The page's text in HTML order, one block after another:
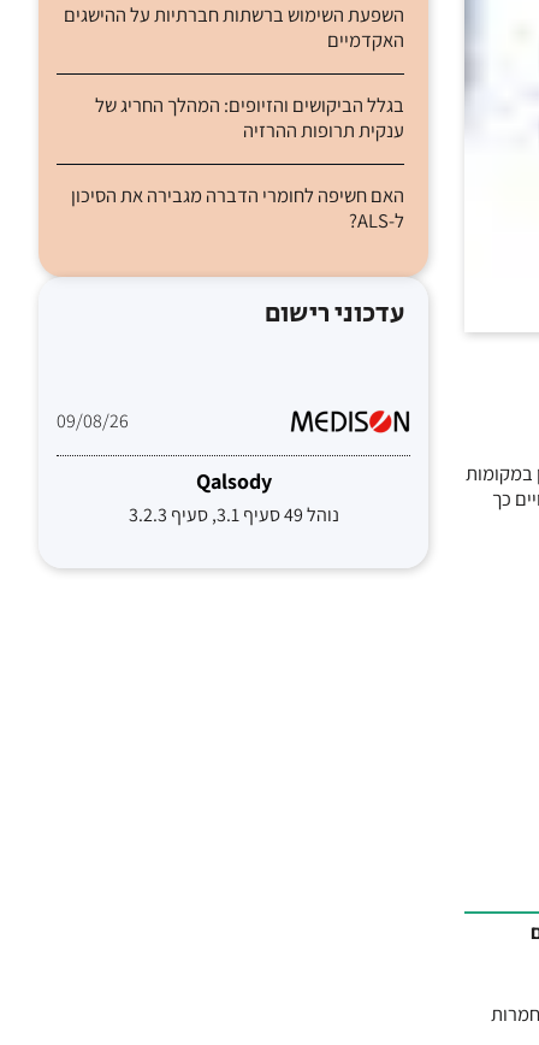
במקומות
כך
השפעת השימוש ברשתות חברתיות על ההישגים
האקדמיים
בגלל הביקושים והזיופים: המהלך החריג של
ענקית תרופות ההרזיה
האם חשיפה לחומרי הדברה מגבירה את הסיכון
ל-ALS?
עדכוני רישום
09/08/26
Qalsody
נוהל 49 סעיף 3.1, סעיף 3.2.3